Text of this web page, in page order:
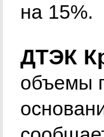
на 15%.
ДТЭК
объемы